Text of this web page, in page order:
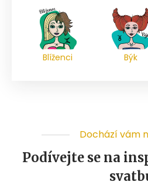
Blíženci Býk
Dochází vám
Podívejte se na